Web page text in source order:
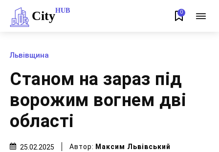
CityHUB 0
Львівщина
Станом на зараз під
ворожим вогнем дві
області
25.02.2025 Автор: Максим Львівський